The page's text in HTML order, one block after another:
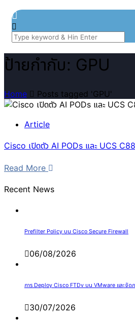
ป้ายกำกับ: GPU
Home Posts tagged 'GPU'
Article
Cisco เปิดตัว AI PODs และ UCS
Read More
Recent News
Prefilter Policy บน Cisco Secure Firewall
06/08/2026
การ Deploy Cisco FTDv บน VMware และจัดก
30/07/2026